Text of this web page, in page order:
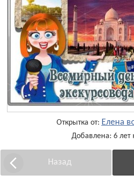
Открытка от: Елена
Добавлена: 6 лет
Назад